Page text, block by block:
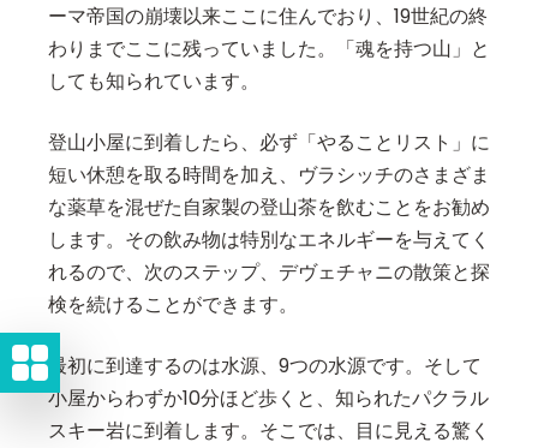
ーマ帝国の崩壊以来ここに住んでおり、19世紀の終
わりまでここに残っていました。「魂を持つ山」と
しても知られています。
登山小屋に到着したら、必ず「やることリスト」に
短い休憩を取る時間を加え、ヴラシッチのさまざま
な薬草を混ぜた自家製の登山茶を飲むことをお勧め
します。その飲み物は特別なエネルギーを与えてく
れるので、次のステップ、デヴェチャニの散策と探
検を続けることができます。
最初に到達するのは水源、9つの水源です。そして
小屋からわずか10分ほど歩くと、知られたパクラル
スキー岩に到着します。そこでは、目に見える驚く